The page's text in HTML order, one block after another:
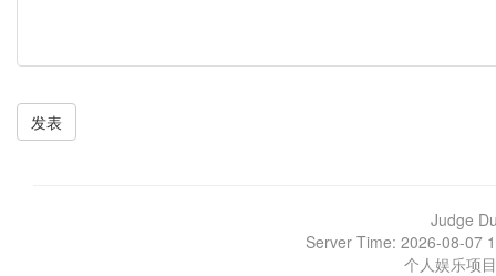
发表
Judge
Server Time: 2026-08-07
个人娱乐项